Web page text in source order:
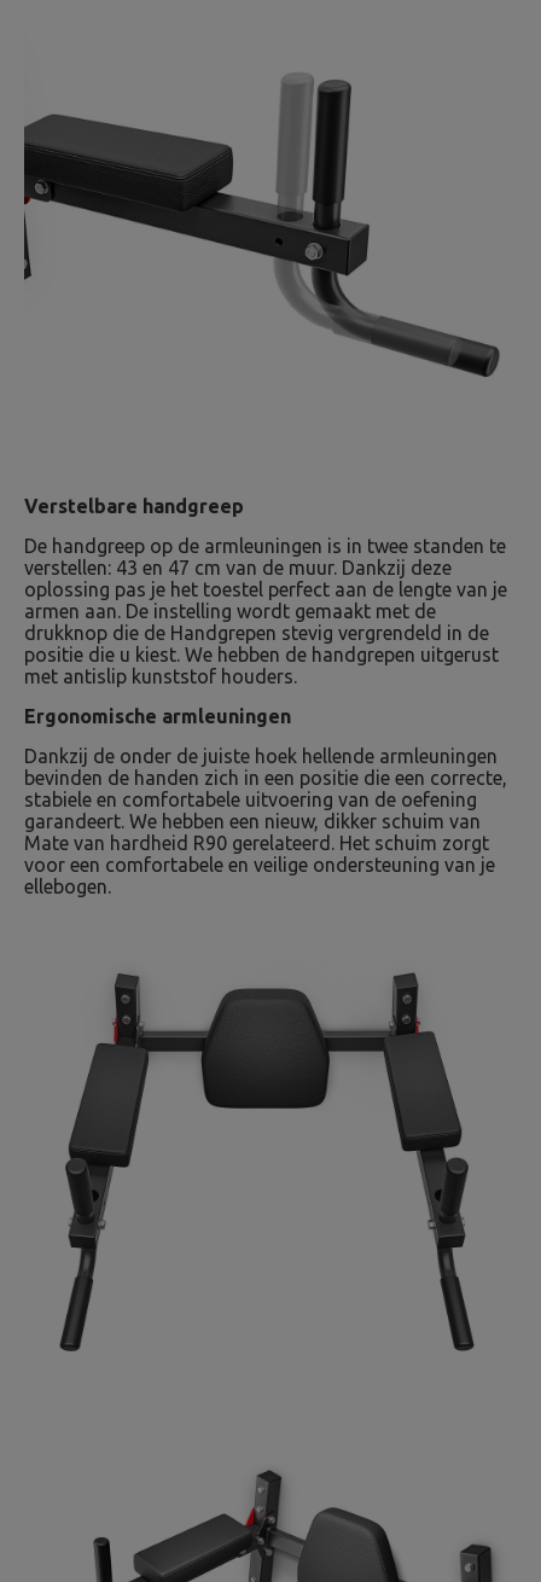
Verstelbare handgreep
De handgreep op de armleuningen is in twee standen te
verstellen: 43 en 47 cm van de muur. Dankzij deze
oplossing pas je het toestel perfect aan de lengte van je
armen aan. De instelling wordt gemaakt met de
drukknop die de Handgrepen stevig vergrendeld in de
positie die u kiest. We hebben de handgrepen uitgerust
met antislip kunststof houders.
Ergonomische armleuningen
Dankzij de onder de juiste hoek hellende armleuningen
bevinden de handen zich in een positie die een correcte,
stabiele en comfortabele uitvoering van de oefening
garandeert. We hebben een nieuw, dikker schuim van
Mate van hardheid R90 gerelateerd. Het schuim zorgt
voor een comfortabele en veilige ondersteuning van je
ellebogen.